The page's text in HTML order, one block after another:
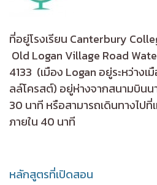
ที่อยู่โรงเรียน Canterbury
Old Logan Village Road
4133 (เมือง Logan อยู่ระหว่างเ
ลล์โครสต์) อยู่ห่างจากสนามบินน
30 นาที หรือสามารถเดินทางไปที่
ภายใน 40 นาที
หลักสูตรที่เปิดสอน